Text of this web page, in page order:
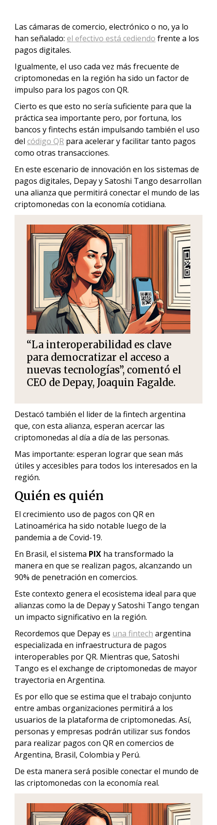
Las cámaras de comercio, electrónico o no, ya lo
han señalado: el efectivo está cediendo frente a los
pagos digitales.
Igualmente, el uso cada vez más frecuente de
criptomonedas en la región ha sido un factor de
impulso para los pagos con QR.
Cierto es que esto no sería suficiente para que la
práctica sea importante pero, por fortuna, los
bancos y fintechs están impulsando también el uso
del código QR para acelerar y facilitar tanto pagos
como otras transacciones.
En este escenario de innovación en los sistemas de
pagos digitales, Depay y Satoshi Tango desarrollan
una alianza que permitirá conectar el mundo de las
criptomonedas con la economía cotidiana.
“La interoperabilidad es clave
para democratizar el acceso a
nuevas tecnologías”, comentó el
CEO de Depay, Joaquin Fagalde.
Destacó también el lider de la fintech argentina
que, con esta alianza, esperan acercar las
criptomonedas al día a día de las personas.
Mas importante: esperan lograr que sean más
útiles y accesibles para todos los interesados en la
región.
Quién es quién
El crecimiento uso de pagos con QR en
Latinoamérica ha sido notable luego de la
pandemia a de Covid-19.
En Brasil, el sistema PIX ha transformado la
manera en que se realizan pagos, alcanzando un
90% de penetración en comercios.
Este contexto genera el ecosistema ideal para que
alianzas como la de Depay y Satoshi Tango tengan
un impacto significativo en la región.
Recordemos que Depay es una fintech argentina
especializada en infraestructura de pagos
interoperables por QR. Mientras que, Satoshi
Tango es el exchange de criptomonedas de mayor
trayectoria en Argentina.
Es por ello que se estima que el trabajo conjunto
entre ambas organizaciones permitirá a los
usuarios de la plataforma de criptomonedas. Así,
personas y empresas podrán utilizar sus fondos
para realizar pagos con QR en comercios de
Argentina, Brasil, Colombia y Perú.
De esta manera será posible conectar el mundo de
las criptomonedas con la economía real.